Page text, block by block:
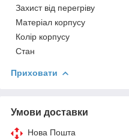
Захист від перегріву
Матеріал корпусу
Колір корпусу
Стан
Приховати
Умови доставки
Нова Пошта